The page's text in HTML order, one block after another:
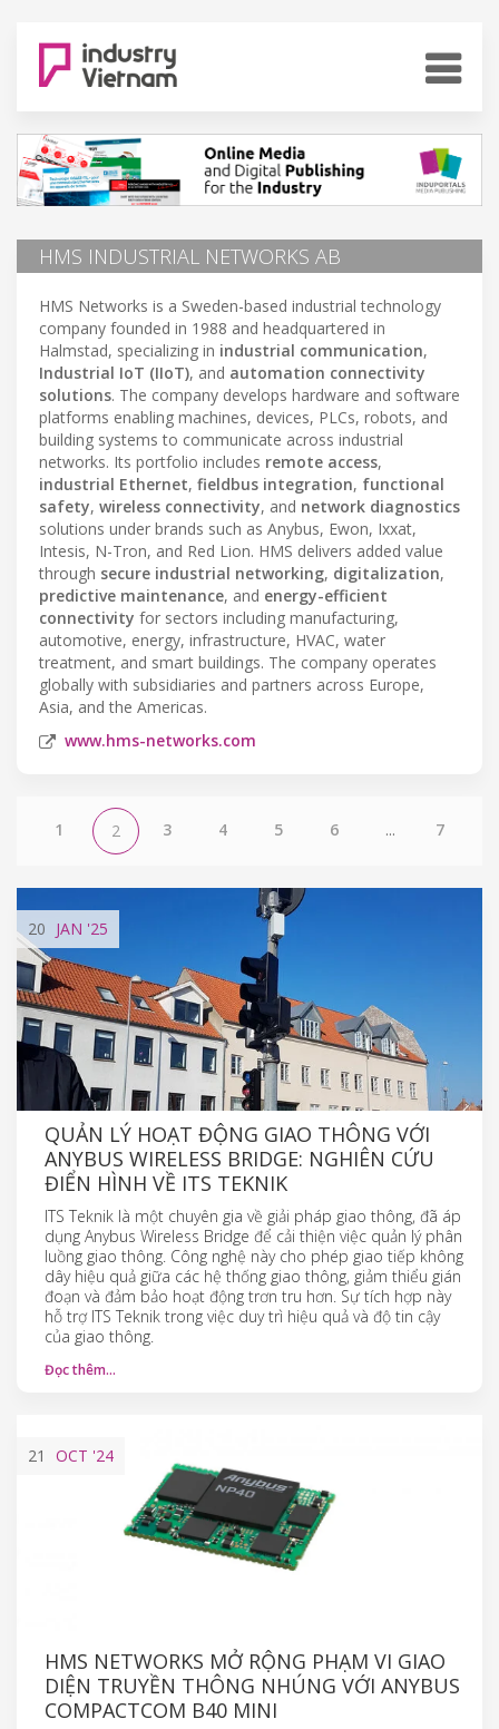
HMS INDUSTRIAL NETWORKS AB
HMS Networks is a Sweden-based industrial technology
company founded in 1988 and headquartered in
Halmstad, specializing in industrial communication,
Industrial IoT (IIoT), and automation connectivity
solutions. The company develops hardware and software
platforms enabling machines, devices, PLCs, robots, and
building systems to communicate across industrial
networks. Its portfolio includes remote access,
industrial Ethernet, fieldbus integration, functional
safety, wireless connectivity, and network diagnostics
solutions under brands such as Anybus, Ewon, Ixxat,
Intesis, N-Tron, and Red Lion. HMS delivers added value
through secure industrial networking, digitalization,
predictive maintenance, and energy-efficient
connectivity for sectors including manufacturing,
automotive, energy, infrastructure, HVAC, water
treatment, and smart buildings. The company operates
globally with subsidiaries and partners across Europe,
Asia, and the Americas.
www.hms-networks.com
1 2 3 4 5 6 ... 7
20 JAN '25
QUẢN LÝ HOẠT ĐỘNG GIAO THÔNG VỚI
ANYBUS WIRELESS BRIDGE: NGHIÊN CỨU
ĐIỂN HÌNH VỀ ITS TEKNIK
ITS Teknik là một chuyên gia về giải pháp giao thông, đã áp
dụng Anybus Wireless Bridge để cải thiện việc quản lý phân
luồng giao thông. Công nghệ này cho phép giao tiếp không
dây hiệu quả giữa các hệ thống giao thông, giảm thiểu gián
đoạn và đảm bảo hoạt động trơn tru hơn. Sự tích hợp này
hỗ trợ ITS Teknik trong việc duy trì hiệu quả và độ tin cậy
của giao thông.
Đọc thêm…
21 OCT '24
HMS NETWORKS MỞ RỘNG PHẠM VI GIAO
DIỆN TRUYỀN THÔNG NHÚNG VỚI ANYBUS
COMPACTCOM B40 MINI